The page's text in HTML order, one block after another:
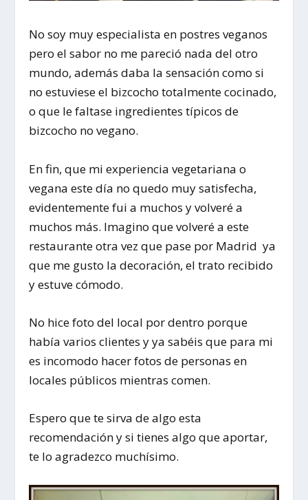
No soy muy especialista en postres veganos
pero el sabor no me pareció nada del otro
mundo, además daba la sensación como si
no estuviese el bizcocho totalmente cocinado,
o que le faltase ingredientes típicos de
bizcocho no vegano.
En fin, que mi experiencia vegetariana o
vegana este día no quedo muy satisfecha,
evidentemente fui a muchos y volveré a
muchos más. Imagino que volveré a este
restaurante otra vez que pase por Madrid ya
que me gusto la decoración, el trato recibido
y estuve cómodo.
No hice foto del local por dentro porque
había varios clientes y ya sabéis que para mi
es incomodo hacer fotos de personas en
locales públicos mientras comen.
Espero que te sirva de algo esta
recomendación y si tienes algo que aportar,
te lo agradezco muchísimo.